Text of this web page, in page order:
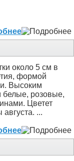
около 5 см в
формой
Высоким
белые, розовые,
Цветет
...